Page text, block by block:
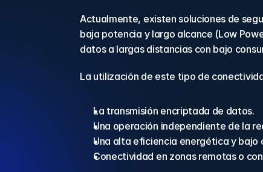
Actualmente, existen soluciones de
baja potencia y largo alcance (Low
datos a largas distancias con bajo
La utilización de este tipo de
La transmisión encriptada de datos.
Una operación independiente de la
Una alta eficiencia energética y bajo
Conectividad en zonas remotas o